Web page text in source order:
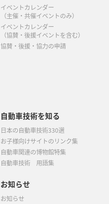
イベントカレンダー
（主催・共催イベントのみ）
イベントカレンダー
（協賛・後援イベントを含む）
協賛・後援・協力の申請
自動車技術を知る
日本の自動車技術330選
お子様向けサイトのリンク集
自動車関連の博物館特集
自動車技術 用語集
お知らせ
お知らせ